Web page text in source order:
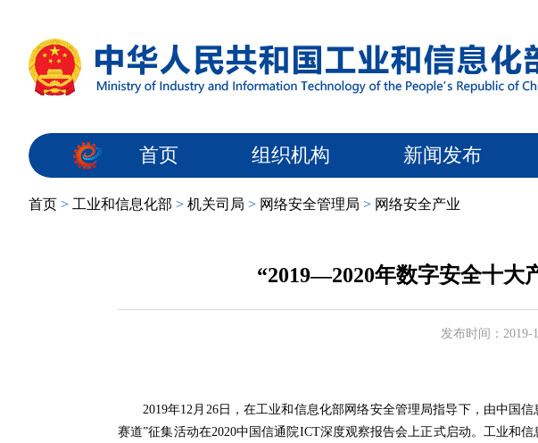
首页 组织机构 新闻发布
首页 > 工业和信息化部 > 机关司局 > 网络安全管理局 > 网络安全产业
“2019—2020年数字安全十大
发布时间：2019-
2019年12月26日，在工业和信息化部网络安全管理局指导下，由中国
赛道”征集活动在2020中国信通院ICT深度观察报告会上正式启动。工业和